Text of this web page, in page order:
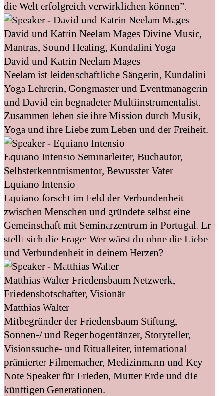
die Welt erfolgreich verwirklichen können”.
David und Katrin Neelam Mages Divine Music,
Mantras, Sound Healing, Kundalini Yoga
David und Katrin Neelam Mages
Neelam ist leidenschaftliche Sängerin, Kundalini
Yoga Lehrerin, Gongmaster und Eventmanagerin
und David ein begnadeter Multiinstrumentalist.
Zusammen leben sie ihre Mission durch Musik,
Yoga und ihre Liebe zum Leben und der Freiheit.
Equiano Intensio Seminarleiter, Buchautor,
Selbsterkenntnismentor, Bewusster Vater
Equiano Intensio
Equiano forscht im Feld der Verbundenheit
zwischen Menschen und gründete selbst eine
Gemeinschaft mit Seminarzentrum in Portugal. Er
stellt sich die Frage: Wer wärst du ohne die Liebe
und Verbundenheit in deinem Herzen?
Matthias Walter Friedensbaum Netzwerk,
Friedensbotschafter, Visionär
Matthias Walter
Mitbegründer der Friedensbaum Stiftung,
Sonnen-/ und Regenbogentänzer, Storyteller,
Visionssuche- und Ritualleiter, international
prämierter Filmemacher, Medizinmann und Key
Note Speaker für Frieden, Mutter Erde und die
künftigen Generationen.